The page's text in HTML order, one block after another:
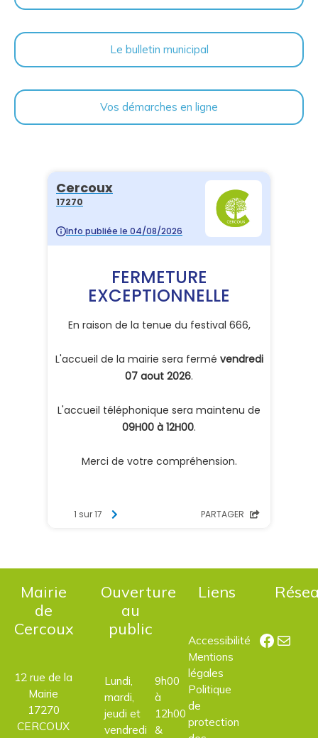
Le bulletin municipal
Vos démarches en ligne
Mairie
de
Cercoux
12 rue de la
Mairie
17270
CERCOUX
Ouverture
au
public
Lundi,
mardi,
jeudi et
vendredi
9h00
à
12h00
&
Liens
Accessibilité
Mentions
légales
Politique
de
protection
E-mail